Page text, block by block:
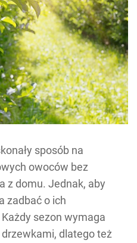
sposób na
owoców bez
z domu. Jednak, aby
zadbać o ich
sezon wymaga
dlatego też